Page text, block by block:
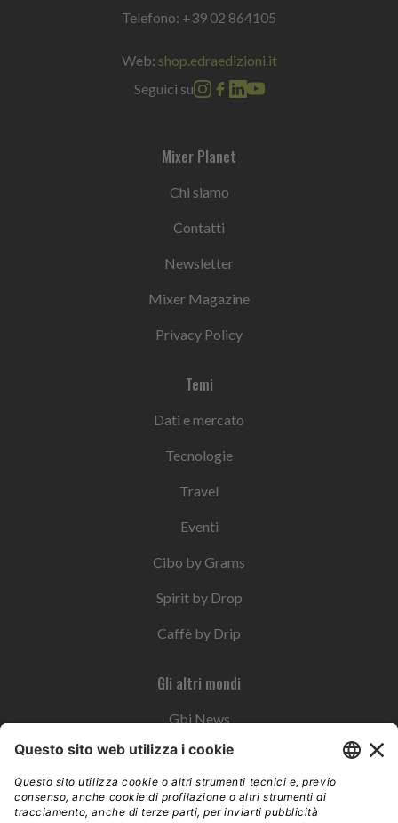
Telefono: +39 02 864105
Web: shop.edraedizioni.it
Seguici su
Mixer Planet
Chi siamo
Contatti
Newsletter
Mixer Magazine
Privacy Policy
Temi
Dati e mercato
Tecnologie
Travel
Eventi
Cibo by Grams
Spirit by Drop
Caffè by Drip
Gli altri mondi
Gbi News
Instoremag
Esplora il gruppo